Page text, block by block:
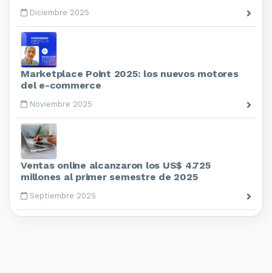
Diciembre 2025
Marketplace Point 2025: los nuevos motores
del e-commerce
Noviembre 2025
Ventas online alcanzaron los US$ 4.725
millones al primer semestre de 2025
Septiembre 2025